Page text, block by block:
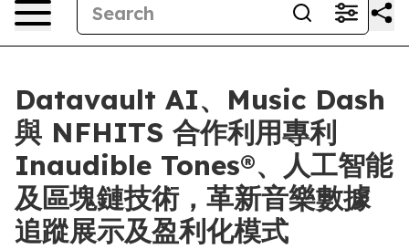
Datavault AI、Music Dash
與 NFHITS 合作利用專利
Inaudible Tones®、人工智能
及區塊鏈技術，革新音樂數據
追蹤展示及盈利化模式